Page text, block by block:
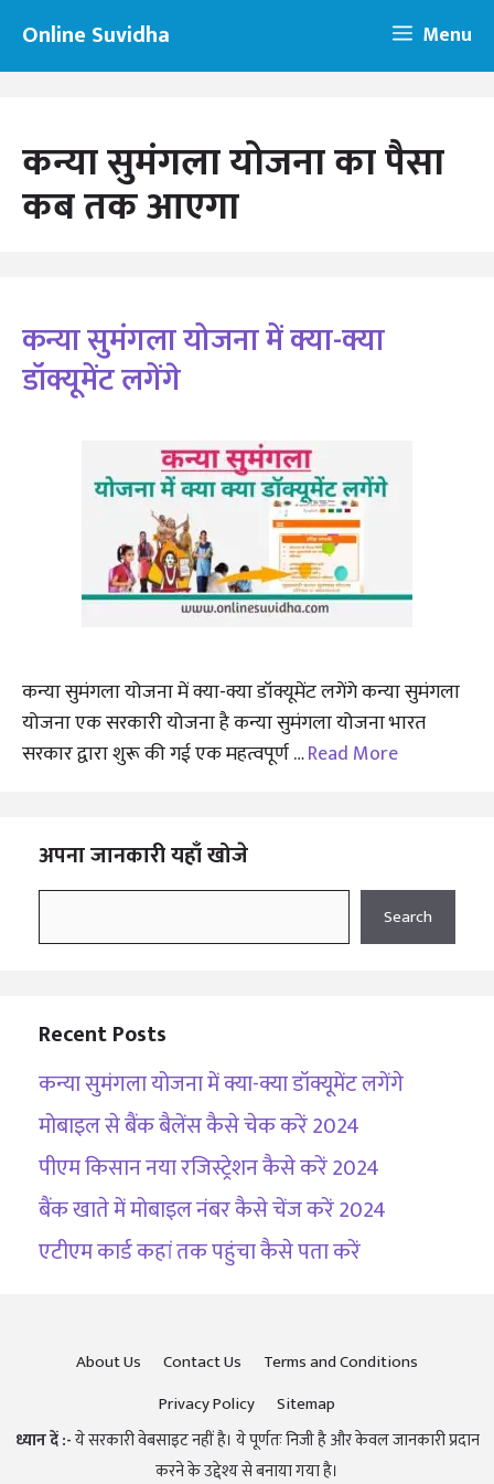
content
Online Suvidha Menu
कन्या सुमंगला योजना का पैसा
कब तक आएगा
कन्या सुमंगला योजना में क्या-क्या
डॉक्यूमेंट लगेंगे
कन्या सुमंगला योजना में क्या-क्या डॉक्यूमेंट लगेंगे कन्या सुमंगला
योजना एक सरकारी योजना है कन्या सुमंगला योजना भारत
सरकार द्वारा शुरू की गई एक महत्वपूर्ण …Read More
अपना जानकारी यहाँ खोजे
Search
Recent Posts
कन्या सुमंगला योजना में क्या-क्या डॉक्यूमेंट लगेंगे
मोबाइल से बैंक बैलेंस कैसे चेक करें 2024
पीएम किसान नया रजिस्ट्रेशन कैसे करें 2024
बैंक खाते में मोबाइल नंबर कैसे चेंज करें 2024
एटीएम कार्ड कहां तक पहुंचा कैसे पता करें
About Us Contact Us
Terms and Conditions
Privacy Policy
Sitemap
ध्यान दें :-ये सरकारी वेबसाइट नहीं है। ये पूर्णतः निजी है और केवल जानकारी प्रदान
करने के उद्देश्य से बनाया गया है।